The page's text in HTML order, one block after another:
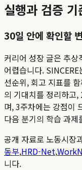
실행과 검증 기
30일 안에 확인할
커리어 성장 글은 추
어렵습니다.
선순위, 회고 지표를
의 기대치를 정리하고
며, 3주차에는 강점이
다음 분기의 학습 과
공개 자료로 노동시장
동부,HRD-Net,
니다.